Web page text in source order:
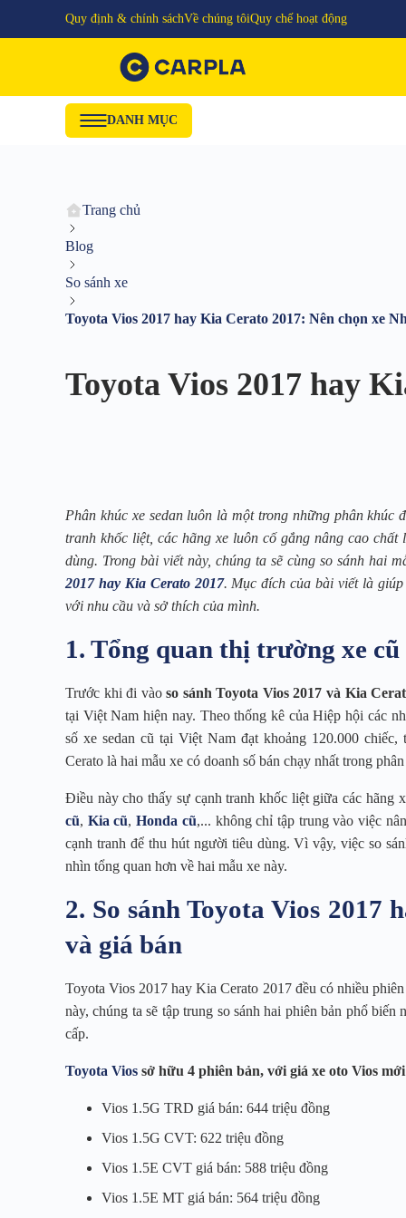
Quy định & chính sáchVề chúng tôiQuy chế hoạt động
DANH MỤC
Trang chủ
Blog
So sánh xe
Toyota Vios 2017 hay Kia Cerato 2017: Nên chọn xe
Toyota Vios 2017 hay
Phân khúc xe sedan luôn là một trong những phân
tranh khốc liệt, các hãng xe luôn cố gắng nâng cao
dùng. Trong bài viết này, chúng ta sẽ cùng so sánh hai
2017 hay Kia Cerato 2017. Mục đích của bài viết là
với nhu cầu và sở thích của mình.
1. Tổng quan thị trường xe
Trước khi đi vàoso sánh Toyota Vios 2017 và Kia
tại Việt Nam hiện nay. Theo thống kê của Hiệp hội các
số xe sedan cũ tại Việt Nam đạt khoảng 120.000
Cerato là hai mẫu xe có doanh số bán chạy nhất trong
Điều này cho thấy sự cạnh tranh khốc liệt giữa các hãng
cũ, Kia cũ,Honda cũ,... không chỉ tập trung vào việc
cạnh tranh để thu hút người tiêu dùng. Vì vậy, việc so
nhìn tổng quan hơn về hai mẫu xe này.
2. So sánh Toyota Vios 2017
và giá bán
Toyota Vios 2017 hay Kia Cerato 2017 đều có nhiều
này, chúng ta sẽ tập trung so sánh hai phiên bản phổ
cấp.
Toyota Vios sở hữu 4 phiên bản, với giá xe oto Vios
Vios 1.5G TRD giá bán: 644 triệu đồng
Vios 1.5G CVT: 622 triệu đồng
Vios 1.5E CVT giá bán: 588 triệu đồng
Vios 1.5E MT giá bán: 564 triệu đồng